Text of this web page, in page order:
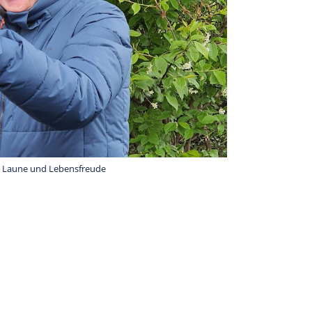
und Lebensfreude